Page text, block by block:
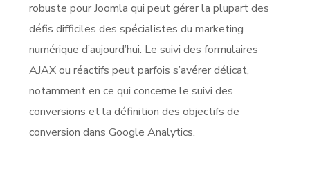
robuste pour Joomla qui peut gérer la plupart des
défis difficiles des spécialistes du marketing
numérique d’aujourd’hui. Le suivi des formulaires
AJAX ou réactifs peut parfois s’avérer délicat,
notamment en ce qui concerne le suivi des
conversions et la définition des objectifs de
conversion dans Google Analytics.